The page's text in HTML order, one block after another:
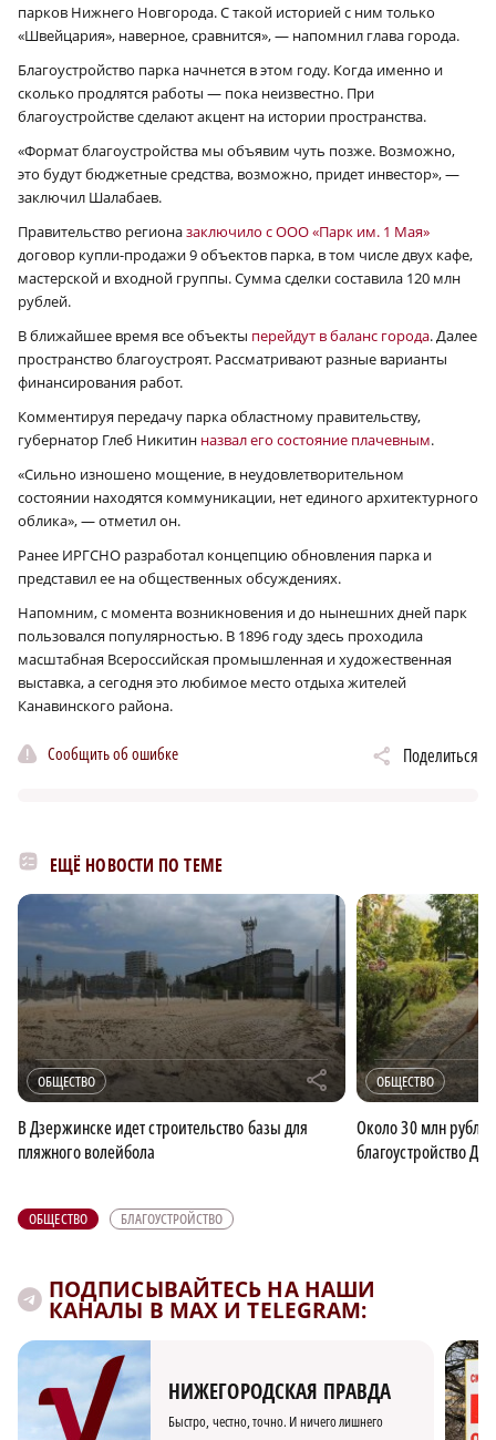
парков Нижнего Новгорода. С такой историей с ним только
«Швейцария», наверное, сравнится», — напомнил глава города.
Благоустройство парка начнется в этом году. Когда именно и
сколько продлятся работы — пока неизвестно. При
благоустройстве сделают акцент на истории пространства.
«Формат благоустройства мы объявим чуть позже. Возможно,
это будут бюджетные средства, возможно, придет инвестор», —
заключил Шалабаев.
Правительство регионазаключило с ООО «Парк им. 1 Мая»
договор купли-продажи 9 объектов парка, в том числе двух кафе,
мастерской и входной группы. Сумма сделки составила 120 млн
рублей.
В ближайшее время все объекты перейдут в баланс города. Далее
пространство благоустроят. Рассматривают разные варианты
финансирования работ.
Комментируя передачу парка областному правительству,
губернатор Глеб Никитин назвал его состояние плачевным.
«Сильно изношено мощение, в неудовлетворительном
состоянии находятся коммуникации, нет единого архитектурного
облика», — отметил он.
Ранее ИРГСНО разработал концепцию обновления парка и
представил ее на общественных обсуждениях.
Напомним, с момента возникновения и до нынешних дней парк
пользовался популярностью. В 1896 году здесь проходила
масштабная Всероссийская промышленная и художественная
выставка, а сегодня это любимое место отдыха жителей
Канавинского района.
Сообщить об ошибке Поделиться
ЕЩЁ НОВОСТИ ПО ТЕМЕ
ОБЩЕСТВО r
В Дзержинске идет строительство базы для
пляжного волейбола
ОБЩЕСТВО
Около 30 млн
благоустройство
ОБЩЕСТВО БЛАГОУСТРОЙСТВО
ПОДПИСЫВАЙТЕСЬ НА НАШИ
КАНАЛЫ В MAX И TELEGRAM:
НИЖЕГОРОДСКАЯ ПРАВДА
Быстро, честно, точно. И ничего лишнего